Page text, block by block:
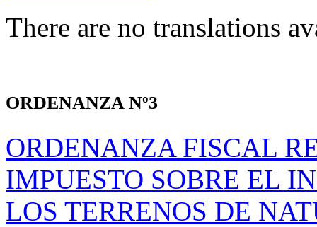
There are no translations
ORDENANZA Nº3
ORDENANZA FISCAL
IMPUESTO SOBRE EL
LOS TERRENOS DE